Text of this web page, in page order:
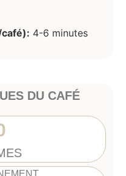
café): 4-6 minutes
DU CAFÉ